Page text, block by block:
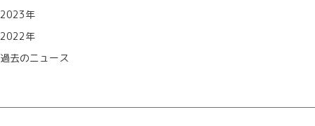
2023年
2022年
過去のニュース